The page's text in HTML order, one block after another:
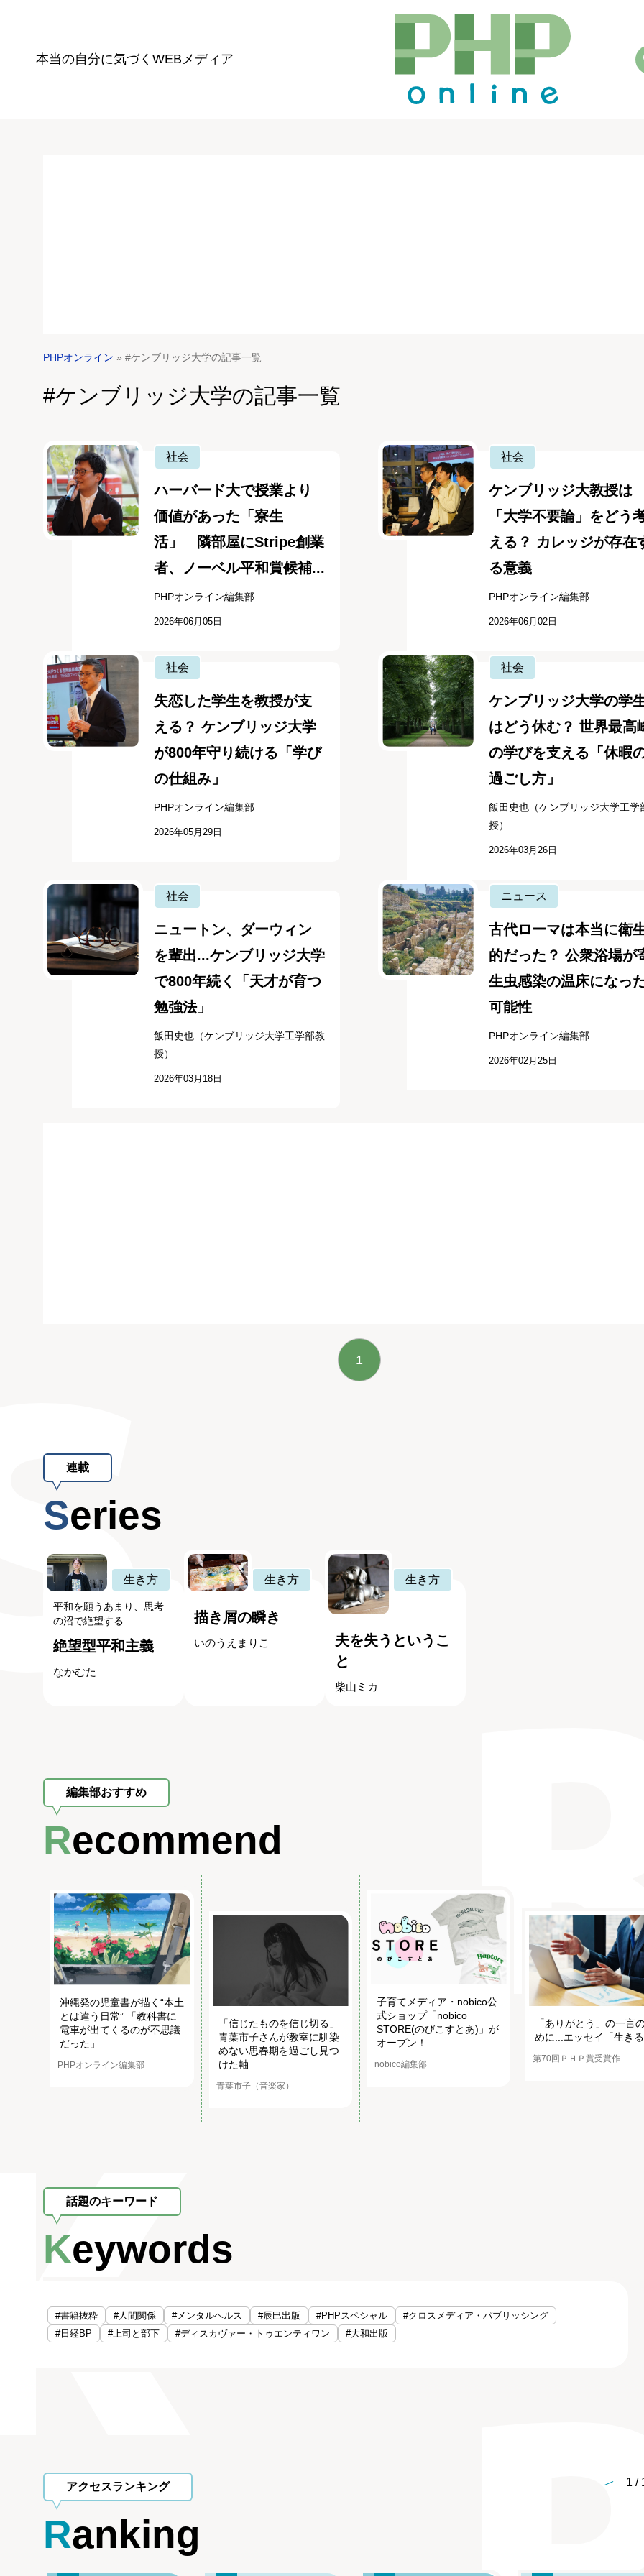
本当の自分に気づく WEBメディア
PHPオンライン » #ケンブリッジ大学の記事一覧
#ケンブリッジ大学の記事一覧
社会
ハーバード大で授業より
価値があった「寮生
活」 隣部屋にStripe創業
者、ノーベル平和賞候補...
PHPオンライン編集部
2026年06月05日
社会
ケンブリッジ大教授は
「大学不要論」をどう
える？ カレッジが存在
る意義
PHPオンライン編集部
2026年06月02日
社会
失恋した学生を教授が支
える？ ケンブリッジ大学
が800年守り続ける「学び
の仕組み」
PHPオンライン編集部
2026年05月29日
社会
ケンブリッジ大学の学
はどう休む？ 世界最高
の学びを支える「休暇
過ごし方」
飯田史也（ケンブリッジ大学工学
授）
2026年03月26日
社会
ニュートン、ダーウィン
を輩出...ケンブリッジ大学
で800年続く「天才が育つ
勉強法」
飯田史也（ケンブリッジ大学工学部教
授）
2026年03月18日
ニュース
古代ローマは本当に衛
的だった？ 公衆浴場が
生虫感染の温床になっ
可能性
PHPオンライン編集部
2026年02月25日
1
連載
Series
生き方
平和を願うあまり、思考
の沼で絶望する
絶望型平和主義
なかむた
生き方
描き屑の瞬き
いのうえまりこ
生き方
夫を失うというこ
と
柴山ミカ
編集部おすすめ
Recommend
沖縄発の児童書が描く“本土
とは違う日常” 「教科書に
電車が出てくるのが不思議
だった」
PHPオンライン編集部
「信じたものを信じ切る」
青葉市子さんが教室に馴染
めない思春期を過ごし見つ
けた軸
青葉市子（音楽家）
子育てメディア・nobico公
式ショップ「nobico
STORE(のびこすとあ)」が
オープン！
nobico編集部
「ありがとう」の一言
めに...エッセイ「生き
第70回ＰＨＰ賞受賞作
話題のキーワード
Keywords
#書籍抜粋 #人間関係 #メンタルヘルス #辰巳出版 #PHPスペシャル
#クロスメディア・パブリッシング
#日経BP
#上司と部下 #ディスカヴァー・トゥエンティワン #大和出版
アクセスランキング
Ranking
1 /